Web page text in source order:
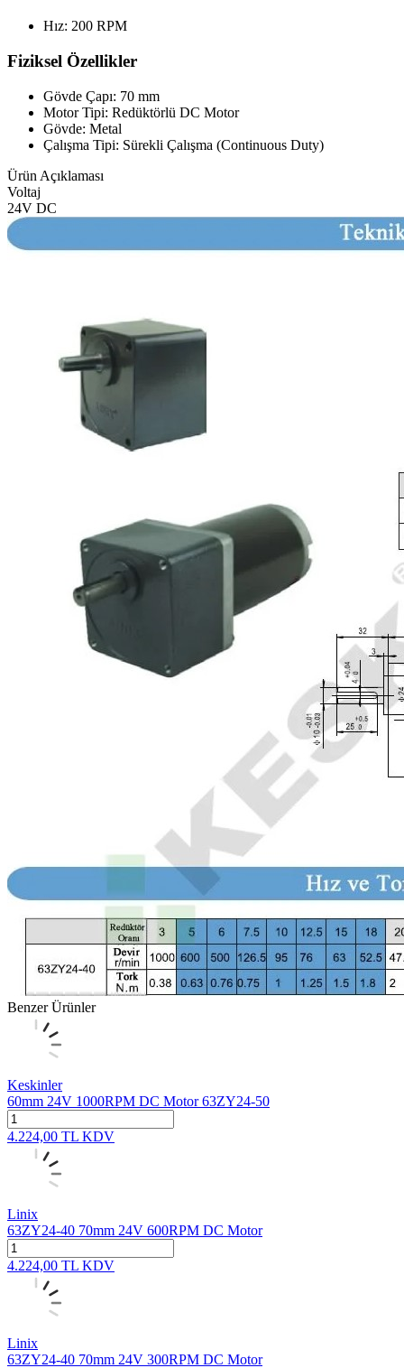
Hız: 200 RPM
Fiziksel Özellikler
Gövde Çapı: 70 mm
Motor Tipi: Redüktörlü DC Motor
Gövde: Metal
Çalışma Tipi: Sürekli Çalışma (Continuous Duty)
Ürün Açıklaması
Voltaj
24V DC
Benzer Ürünler
Keskinler
60mm 24V 1000RPM DC Motor 63ZY24-50
4.224,00 TL KDV
Linix
63ZY24-40 70mm 24V 600RPM DC Motor
4.224,00 TL KDV
Linix
63ZY24-40 70mm 24V 300RPM DC Motor